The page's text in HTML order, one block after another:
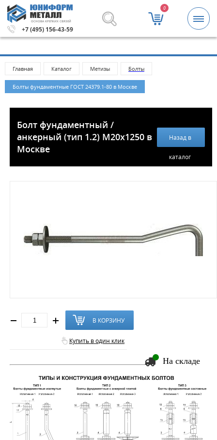
ОСНОВА КРЕПКИХ СВЯЗЕЙ
+7 (495) 156-43-59
0
Метизы и крепежные изделия оптом. Минимальная
Главная Каталог Метизы Болты
Болты фундаментные ГОСТ 24379.1-80 в Москве
Болт фундаментный /
анкерный (тип 1.2) M20x1250 в
Москве
Назад в
каталог
В КОРЗИНУ
Купить в один клик
На складе